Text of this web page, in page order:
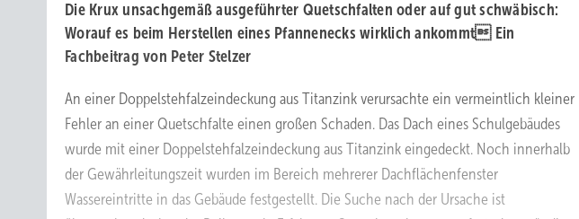
Die Krux unsachgemäß ausgeführter Quetschfalten oder auf gut schwäbisch:
Worauf es beim Herstellen eines Pfannenecks wirklich ankommt Ein
Fachbeitrag von Peter Stelzer
An einer Doppelstehfalzeindeckung aus Titanzink verursachte ein vermeintlich kleiner
Fehler an einer Quetschfalte einen großen Schaden. Das Dach eines Schulgebäudes
wurde mit einer Doppelstehfalzeindeckung aus Titanzink eingedeckt. Noch innerhalb
der Gewährleitungszeit wurden im Bereich mehrerer Dachflächenfenster
Wassereintritte in das Gebäude festgestellt. Die Suche nach der Ursache ist